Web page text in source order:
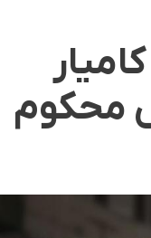
محکوم